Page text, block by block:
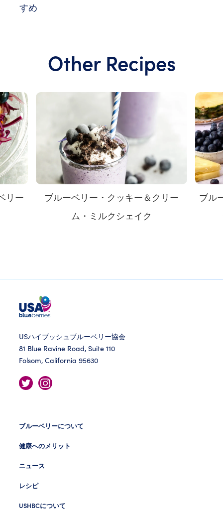
すめ
Other Recipes
リー
ブルーベリー・クッキー＆クリー
ム・ミルクシェイク
ブル
USハイブッシュブルーベリー協会
81 Blue Ravine Road, Suite 110
Folsom, California 95630
ブルーベリーについて
健康へのメリット
ニュース
レシピ
USHBCについて